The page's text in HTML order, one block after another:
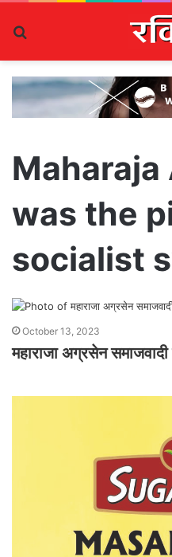
Maharaja
was the
socialist
October 13, 2023
महाराजा अग्रसेन